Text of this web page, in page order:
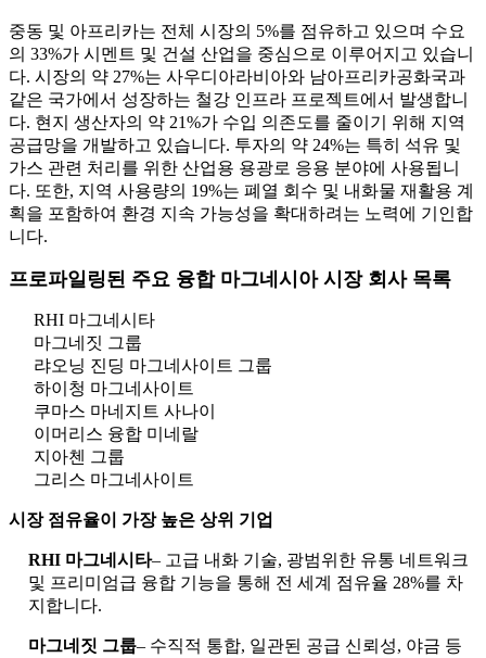
중동 및 아프리카는 전체 시장의 5%를 점유하고 있으며 수요
의 33%가 시멘트 및 건설 산업을 중심으로 이루어지고 있습니
다. 시장의 약 27%는 사우디아라비아와 남아프리카공화국과
같은 국가에서 성장하는 철강 인프라 프로젝트에서 발생합니
다. 현지 생산자의 약 21%가 수입 의존도를 줄이기 위해 지역
공급망을 개발하고 있습니다. 투자의 약 24%는 특히 석유 및
가스 관련 처리를 위한 산업용 용광로 응용 분야에 사용됩니
다. 또한, 지역 사용량의 19%는 폐열 회수 및 내화물 재활용 계
획을 포함하여 환경 지속 가능성을 확대하려는 노력에 기인합
니다.
프로파일링된 주요 융합 마그네시아 시장 회사 목록
RHI 마그네시타
마그네짓 그룹
랴오닝 진딩 마그네사이트 그룹
하이청 마그네사이트
쿠마스 마네지트 사나이
이머리스 융합 미네랄
지아첸 그룹
그리스 마그네사이트
시장 점유율이 가장 높은 상위 기업
RHI 마그네시타– 고급 내화 기술, 광범위한 유통 네트워크
및 프리미엄급 융합 기능을 통해 전 세계 점유율 28%를 차
지합니다.
마그네짓 그룹– 수직적 통합, 일관된 공급 신뢰성, 야금 등